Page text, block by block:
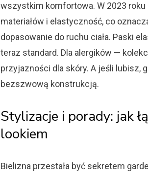
wszystkim komfortowa. W 2023
materiałów i elastyczność, co
dopasowanie do ruchu ciała. Paski
teraz standard. Dla alergików —
przyjazności dla skóry. A jeśli lubisz,
bezszwową konstrukcją.
Stylizacje i porady: jak
lookiem
Bielizna przestała być sekretem